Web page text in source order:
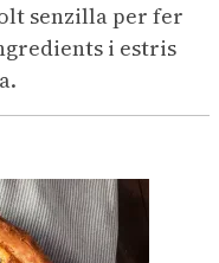
senzilla per fer
i estris